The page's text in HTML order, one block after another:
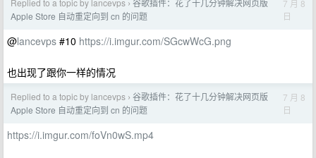
Replied to a topic by lancevps › 谷歌插件：花了十几分钟解决网页版
Apple Store 自动重定向到 cn 的问题
7 月 8
日
@lancevps #10 https://i.imgur.com/SGcwWcG.png
也出现了跟你一样的情况
Replied to a topic by lancevps › 谷歌插件：花了十几分钟解决网页版
Apple Store 自动重定向到 cn 的问题
7 月 8
日
https://i.imgur.com/foVn0wS.mp4